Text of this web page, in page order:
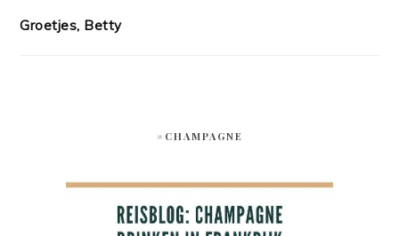
Groetjes, Betty
#CHAMPAGNE